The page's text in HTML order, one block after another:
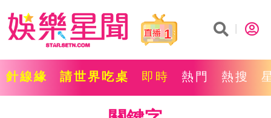
1
針線緣 請世界吃桌 即時 熱門 熱搜